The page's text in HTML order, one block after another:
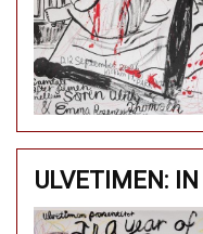
ULVETIMEN: